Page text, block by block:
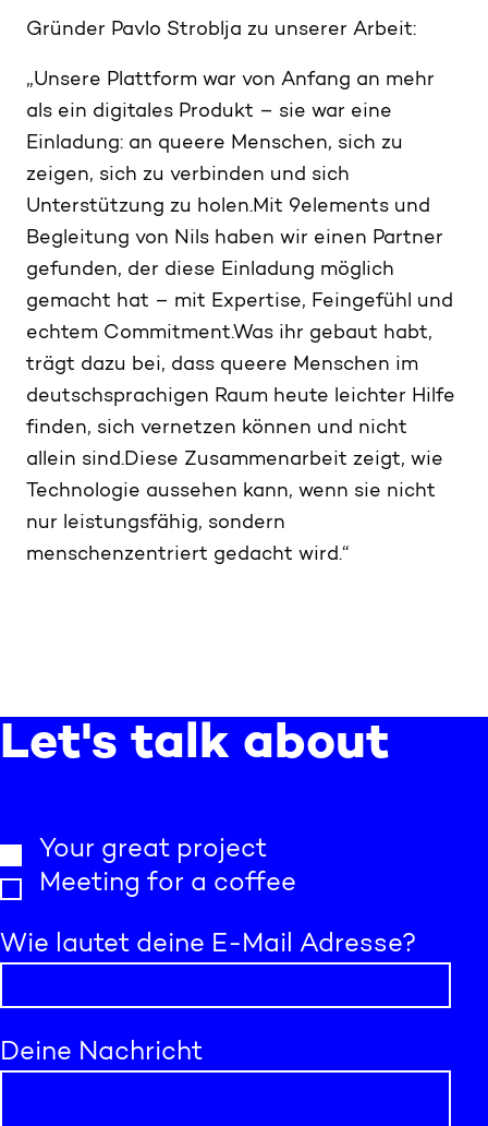
Gründer Pavlo Stroblja zu unserer Arbeit:
„Unsere Plattform war von Anfang an mehr
als ein digitales Produkt – sie war eine
Einladung: an queere Menschen, sich zu
zeigen, sich zu verbinden und sich
Unterstützung zu holen.Mit 9elements und
Begleitung von Nils haben wir einen Partner
gefunden, der diese Einladung möglich
gemacht hat – mit Expertise, Feingefühl und
echtem Commitment.Was ihr gebaut habt,
trägt dazu bei, dass queere Menschen im
deutschsprachigen Raum heute leichter Hilfe
finden, sich vernetzen können und nicht
allein sind.Diese Zusammenarbeit zeigt, wie
Technologie aussehen kann, wenn sie nicht
nur leistungsfähig, sondern
menschenzentriert gedacht wird.“
Let's talk about
Your great project
Meeting for a coffee
Wie lautet deine E-Mail Adresse?
Deine Nachricht